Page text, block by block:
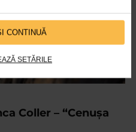
CONTINUĂ
SETĂRILE
Coller – “Cenușa